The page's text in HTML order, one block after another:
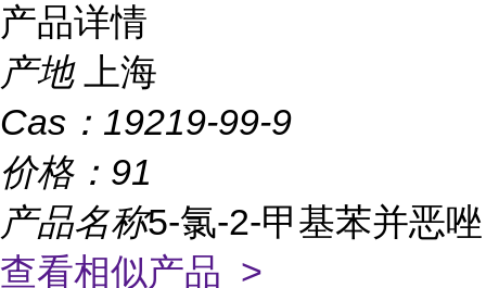
产品详情
产地
上海
Cas： 19219-99-9
价格： 91
产品名称5-氯-2-甲基苯并恶唑
查看相似产品 >